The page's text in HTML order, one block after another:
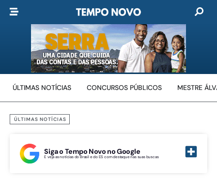
ÚLTIMAS NOTÍCIAS CONCURSOS PÚBLICOS MESTRE
ÚLTIMAS NOTÍCIAS
Siga o Tempo Novo no Google
E veja as notícias do Brasil e do ES com destaque nas suas buscas